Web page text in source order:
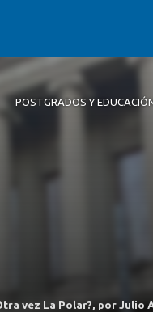
POSTGRADOS Y
vez La Polar?, por Julio